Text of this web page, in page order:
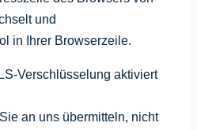
und
in Ihrer Browserzeile.
Verschlüsselung aktiviert
an uns übermitteln, nicht